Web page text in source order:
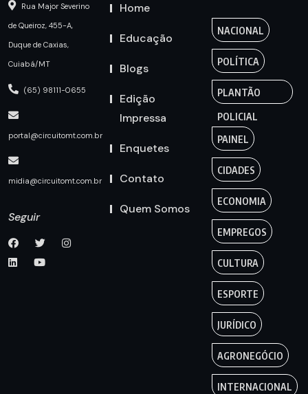
Rua Major Severino
de Queiroz, 455-A,
Duque de Caxias,
Cuiabá/MT
(65) 98111-0655
portal@circuitomt.com.br
midia@circuitomt.com.br
Seguir
Home
Educação
Blogs
Edição
Impressa
Enquetes
Contato
Quem Somos
NACIONAL
POLÍTICA
PLANTÃO
POLICIAL
PAINEL
CIDADES
ECONOMIA
EMPREGOS
CULTURA
ESPORTE
JURÍDICO
AGRONEGÓCIO
INTERNACIONAL